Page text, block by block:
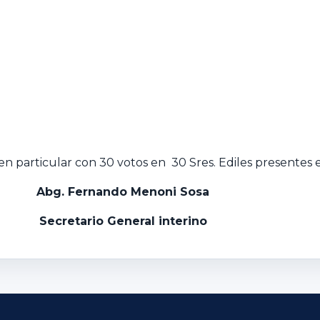
particular con 30 votos en 30 Sres. Ediles presentes
Abg. Fernando Menoni Sosa
Secretario General interino